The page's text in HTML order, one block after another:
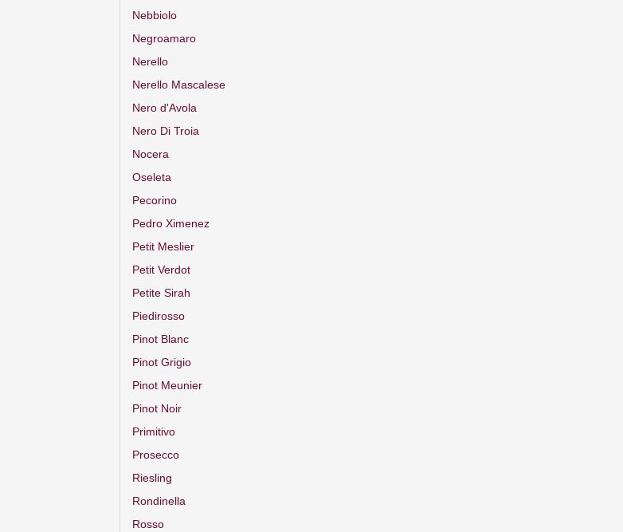
Nebbiolo
Negroamaro
Nerello
Nerello Mascalese
Nero d'Avola
Nero Di Troia
Nocera
Oseleta
Pecorino
Pedro Ximenez
Petit Meslier
Petit Verdot
Petite Sirah
Piedirosso
Pinot Blanc
Pinot Grigio
Pinot Meunier
Pinot Noir
Primitivo
Prosecco
Riesling
Rondinella
Rosso